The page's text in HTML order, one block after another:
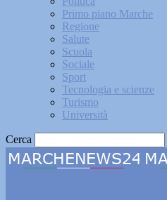
Primo piano Marche
Regione
Salute
Scuola
Sociale
Sport
Tecnologia e scienze
Turismo
Università
Cerca